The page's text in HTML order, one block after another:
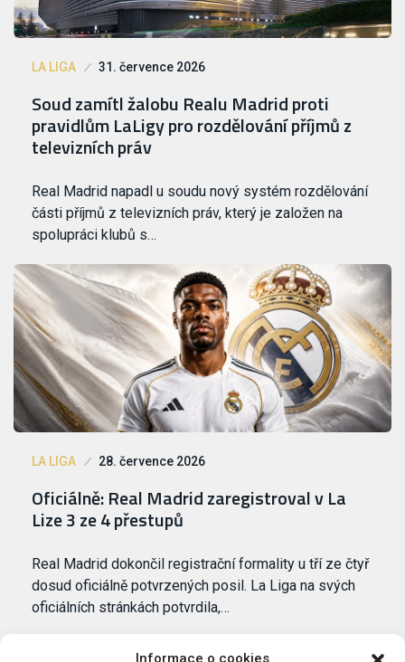
Informace o cookies
LA LIGA 31. července 2026
Soud zamítl žalobu Realu Madrid proti
pravidlům LaLigy pro rozdělování příjmů z
televizních práv
Real Madrid napadl u soudu nový systém rozdělování
části příjmů z televizních práv, který je založen na
spolupráci klubů s…
LA LIGA 28. července 2026
Oficiálně: Real Madrid zaregistroval v La
Lize 3 ze 4 přestupů
Real Madrid dokončil registrační formality u tří ze čtyř
dosud oficiálně potvrzených posil. La Liga na svých
oficiálních stránkách potvrdila,…